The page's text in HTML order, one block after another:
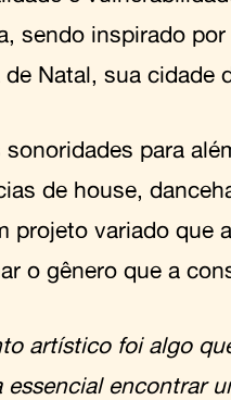
sendo inspirado
Natal, sua cidade
para
de house,
projeto variado que
o gênero que a
artístico foi algo
encontrar